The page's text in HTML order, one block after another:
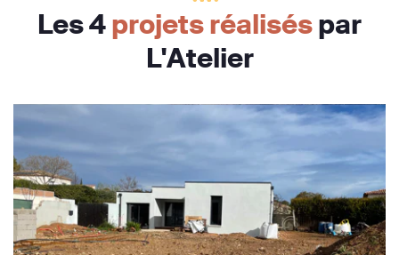
Les 4projets réaliséspar
L'Atelier